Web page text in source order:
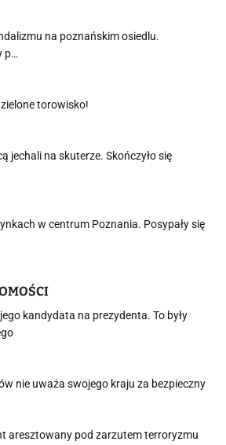
na poznańskim osiedlu.
p…
torowisko!
jechali na skuterze. Skończyło się
w centrum Poznania. Posypały się
kandydata na prezydenta. To były
nie uważa swojego kraju za bezpieczny
aresztowany pod zarzutem terroryzmu